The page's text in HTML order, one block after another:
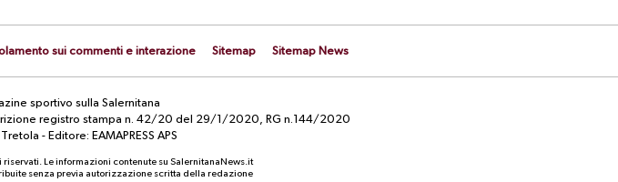
sui commenti e interazione Sitemap Sitemap News
sportivo sulla Salernitana
registro stampa n. 42/20 del 29/1/2020, RG n.144/2020
- Editore: EAMAPRESS APS
Le informazioni contenute su SalernitanaNews.it
senza previa autorizzazione scritta della redazione